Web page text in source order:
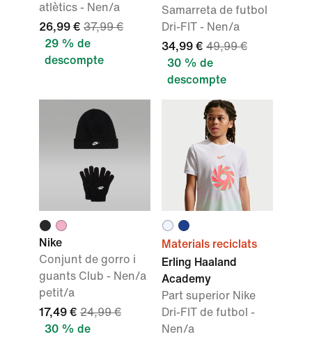
atlètics - Nen/a
26,99 € 37,99 €
29 % de
descompte
Samarreta de futbol
Dri-FIT - Nen/a
34,99 € 49,99 €
30 % de
descompte
Nike
Conjunt de gorro i
guants Club - Nen/a
petit/a
17,49 € 24,99 €
30 % de
Materials reciclats
Erling Haaland
Academy
Part superior Nike
Dri-FIT de futbol -
Nen/a